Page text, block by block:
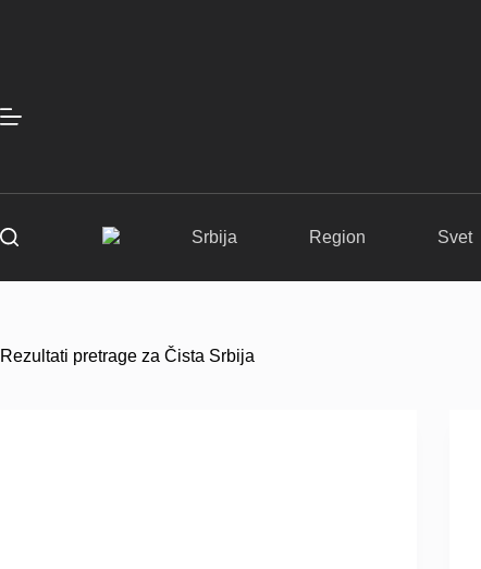
Srbija Region Svet
Rezultati pretrage za Čista Srbija